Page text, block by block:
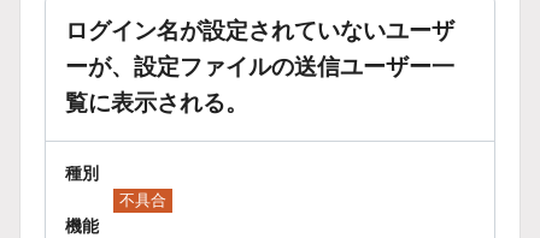
ログイン名が設定されていないユーザ
ーが、設定ファイルの送信ユーザー一
覧に表示される。
種別
不具合
機能